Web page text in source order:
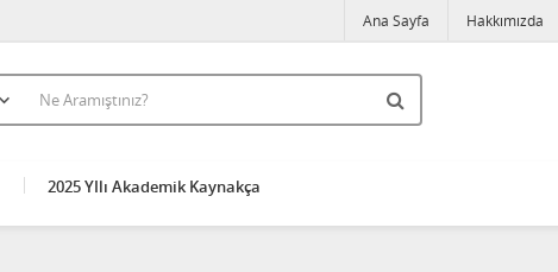
Ana Sayfa Hakkımızda
2025 YIlı Akademik Kaynakça